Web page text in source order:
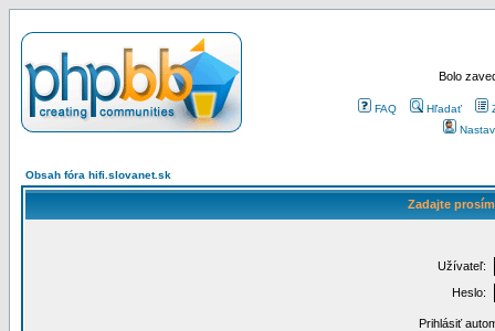
Bolo
FAQ Hľadať
Obsah fóra hifi.slovanet.sk
Zadajte
Užívateľ:
Heslo:
Prihlásiť